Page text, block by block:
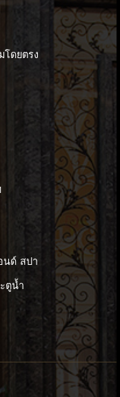
โดยตรง
นด์ สปา
ตูน้ำ